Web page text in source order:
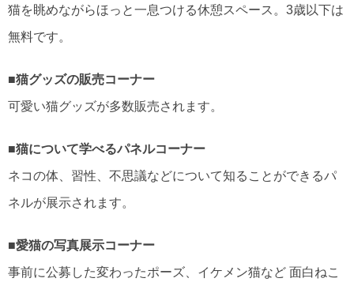
猫を眺めながらほっと一息つける休憩スペース。3歳以下は
無料です。
■猫グッズの販売コーナー
可愛い猫グッズが多数販売されます。
■猫について学べるパネルコーナー
ネコの体、習性、不思議などについて知ることができるパ
ネルが展示されます。
■愛猫の写真展示コーナー
事前に公募した変わったポーズ、イケメン猫など 面白ねこ